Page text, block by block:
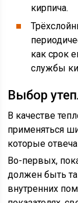
кирпича.
как срок
службы
Выбор
В качестве
применяться
которые
Во-первых,
должен быть
внутренних